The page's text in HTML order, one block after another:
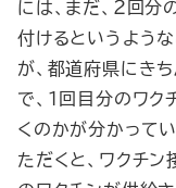
には、まだ、２回
付けるというよう
が、都道府県にき
で、１回目分のワ
くのかが分かって
ただくと、ワクチ